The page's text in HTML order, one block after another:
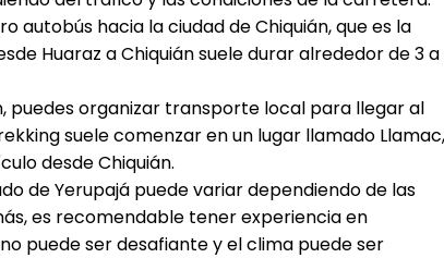
autobús hacia la ciudad de Chiquián, que es la
Huaraz a Chiquián suele durar alrededor de 3 a
puedes organizar transporte local para llegar al
suele comenzar en un lugar llamado Llamac,
desde Chiquián.
de Yerupajá puede variar dependiendo de las
es recomendable tener experiencia en
puede ser desafiante y el clima puede ser